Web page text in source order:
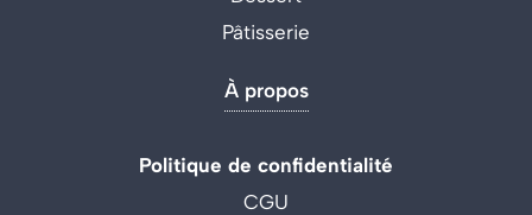
Pâtisserie
À propos
Politique de confidentialité
CGU